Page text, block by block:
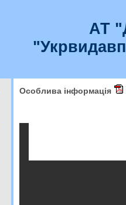
АТ
Особлива інформація